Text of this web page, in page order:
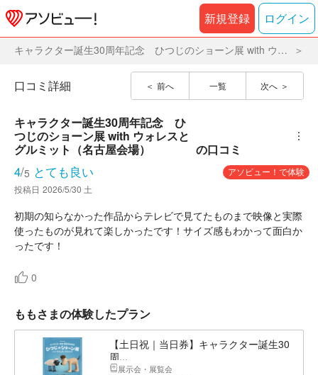
新規登録 ログイン
キャラクター誕生30周年記念 ひつじのショーン展 with ウォレスとグルミット（名古屋会場）
前へ 一覧 次へ
口コミ詳細
キャラクター誕生30周年記念　ひ
つじのショーン展 with ウォレスと
グルミット（名古屋会場）
の口コミ
︙
4/5 とても良い
アソビュー！で体験
投稿日 2026/5/30 土
初期の知らなかった作品からテレビで見てたものまで映像と実際
使ったものが見れて楽しかったです！サイズ感もわかって面白か
ったです！
0
ももさまの体験したプラン
【土日祝｜当日券】キャラクター誕生30
周...
展示会・展覧会